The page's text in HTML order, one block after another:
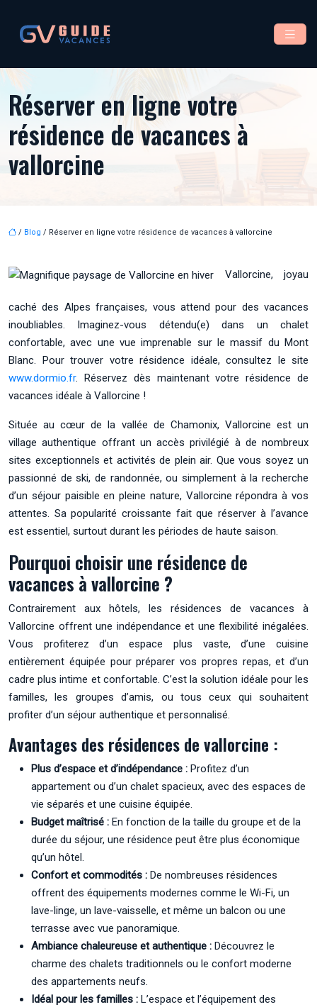
Réserver en ligne votre
résidence de vacances à
vallorcine
/ Blog / Réserver en ligne votre résidence de vacances à vallorcine
Vallorcine, joyau
caché des Alpes françaises, vous attend pour des vacances
inoubliables. Imaginez-vous détendu(e) dans un chalet
confortable, avec une vue imprenable sur le massif du Mont
Blanc. Pour trouver votre résidence idéale, consultez le site
www.dormio.fr. Réservez dès maintenant votre résidence de
vacances idéale à Vallorcine !
Située au cœur de la vallée de Chamonix, Vallorcine est un
village authentique offrant un accès privilégié à de nombreux
sites exceptionnels et activités de plein air. Que vous soyez un
passionné de ski, de randonnée, ou simplement à la recherche
d’un séjour paisible en pleine nature, Vallorcine répondra à vos
attentes. Sa popularité croissante fait que réserver à l’avance
est essentiel, surtout durant les périodes de haute saison.
Pourquoi choisir une résidence de
vacances à vallorcine ?
Contrairement aux hôtels, les résidences de vacances à
Vallorcine offrent une indépendance et une flexibilité inégalées.
Vous profiterez d’un espace plus vaste, d’une cuisine
entièrement équipée pour préparer vos propres repas, et d’un
cadre plus intime et confortable. C’est la solution idéale pour les
familles, les groupes d’amis, ou tous ceux qui souhaitent
profiter d’un séjour authentique et personnalisé.
Avantages des résidences de vallorcine :
Plus d’espace et d’indépendance : Profitez d’un
appartement ou d’un chalet spacieux, avec des espaces de
vie séparés et une cuisine équipée.
Budget maîtrisé : En fonction de la taille du groupe et de la
durée du séjour, une résidence peut être plus économique
qu’un hôtel.
Confort et commodités : De nombreuses résidences
offrent des équipements modernes comme le Wi-Fi, un
lave-linge, un lave-vaisselle, et même un balcon ou une
terrasse avec vue panoramique.
Ambiance chaleureuse et authentique : Découvrez le
charme des chalets traditionnels ou le confort moderne
des appartements neufs.
Idéal pour les familles : L’espace et l’équipement des